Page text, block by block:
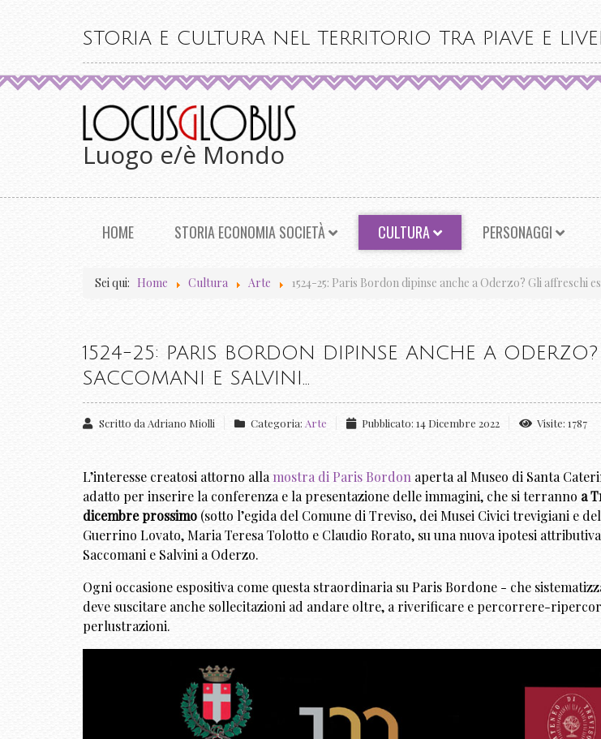
STORIA E CULTURA NEL TERRITORIO TRA PIAVE E
Luogo e/è Mondo
HOME STORIA ECONOMIA SOCIETÀ CULTURA PERSONAGGI
Sei qui: Home Cultura Arte 1524-25: Paris Bordon dipinse anche a Oderzo? Gli affreschi
1524-25: PARIS BORDON DIPINSE ANCHE A
SACCOMANI E SALVINI...
Scritto da Adriano Miolli Categoria: Arte Pubblicato: 14 Dicembre 2022 Visite: 1787
L’interesse creatosi attorno alla mostra di Paris Bordon aperta al Museo di Santa
adatto per inserire la conferenza e la presentazione delle immagini, che si terranno a
dicembre prossimo (sotto l’egida del Comune di Treviso, dei Musei Civici trevigiani e
Guerrino Lovato, Maria Teresa Tolotto e Claudio Rorato, su una nuova ipotesi
Saccomani e Salvini a Oderzo.
Ogni occasione espositiva come questa straordinaria su Paris Bordone - che
deve suscitare anche sollecitazioni ad andare oltre, a riverificare e percorrere-
perlustrazioni.